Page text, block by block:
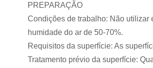
PREPARAÇÃO
Condições de trabalho: Não utilizar
humidade do ar de 50-70%.
Requisitos da superfície: As
Tratamento prévio da superfície: